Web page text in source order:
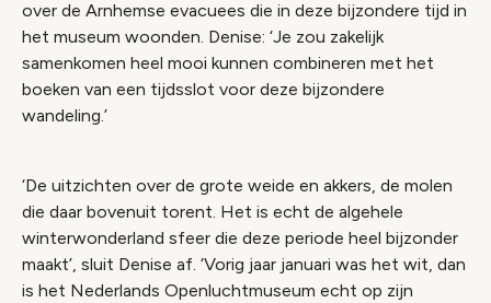
over de Arnhemse evacuees die in deze bijzondere tijd in
het museum woonden. Denise: ‘Je zou zakelijk
samenkomen heel mooi kunnen combineren met het
boeken van een tijdsslot voor deze bijzondere
wandeling.’
‘De uitzichten over de grote weide en akkers, de molen
die daar bovenuit torent. Het is echt de algehele
winterwonderland sfeer die deze periode heel bijzonder
maakt’, sluit Denise af. ‘Vorig jaar januari was het wit, dan
is het Nederlands Openluchtmuseum echt op zijn